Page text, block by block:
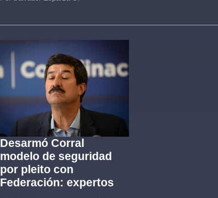
Desarmó Corral
modelo de seguridad
por pleito con
Federación: expertos